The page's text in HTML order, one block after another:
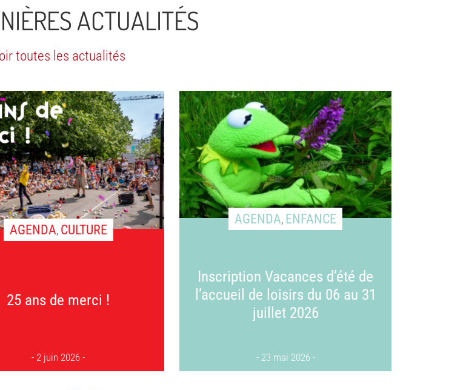
ACTUALITÉS
toutes les actualités
AGENDA, CULTURE
25 ans de merci !
2 juin 2026
AGENDA, ENFANCE
Inscription Vacances d’été de
l’accueil de loisirs du 06 au 31
juillet 2026
23 mai 2026